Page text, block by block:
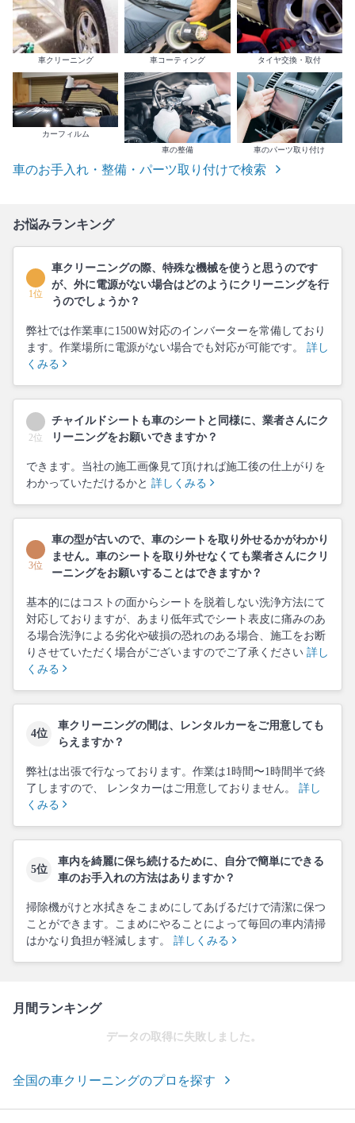
車クリーニング 車コーティング タイヤ交換・取付
カーフィルム
車の整備
車のパーツ取り付け
車のお手入れ・整備・パーツ取り付けで検索
お悩みランキング
1位
車クリーニングの際、特殊な機械を使うと思うのです
が、外に電源がない場合はどのようにクリーニングを行
うのでしょうか？
弊社では作業車に1500Ｗ対応のインバーターを常備しており
ます。作業場所に電源がない場合でも対応が可能です。 詳し
くみる
2位
チャイルドシートも車のシートと同様に、業者さんにク
リーニングをお願いできますか？
できます。当社の施工画像見て頂ければ施工後の仕上がりを
わかっていただけるかと 詳しくみる
3位
車の型が古いので、車のシートを取り外せるかがわかり
ません。車のシートを取り外せなくても業者さんにクリ
ーニングをお願いすることはできますか？
基本的にはコストの面からシートを脱着しない洗浄方法にて
対応しておりますが、あまり低年式でシート表皮に痛みのあ
る場合洗浄による劣化や破損の恐れのある場合、施工をお断
りさせていただく場合がございますのでご了承ください 詳し
くみる
4位
車クリーニングの間は、レンタルカーをご用意しても
らえますか？
弊社は出張で行なっております。作業は1時間〜1時間半で終
了しますので、 レンタカーはご用意しておりません。 詳し
くみる
5位
車内を綺麗に保ち続けるために、自分で簡単にできる
車のお手入れの方法はありますか？
掃除機がけと水拭きをこまめにしてあげるだけで清潔に保つ
ことができます。こまめにやることによって毎回の車内清掃
はかなり負担が軽減します。 詳しくみる
月間ランキング
データの取得に失敗しました。
全国の車クリーニングのプロを探す